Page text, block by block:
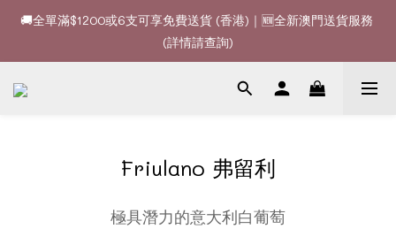
🚚全單滿$1200或6支可享免費送貨 (香港)｜🆕全新澳門送貨服務
(詳情請查詢)
🚚全單滿$1200或6支可享免費送貨 (香港)｜🆕全新澳門送貨服務
(詳情請查詢)
🍷酒款、優惠經常更新，請時刻追蹤我地😊｜🤵👰Wine Couple
(詳情請查詢)
Friulano 弗留利
極具潛力的意大利白葡萄